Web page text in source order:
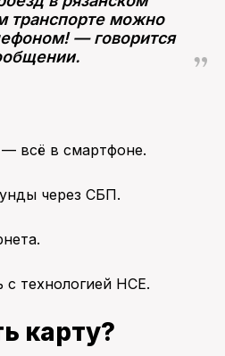
транспорте можно
— говорится
всё в смартфоне.
через СБП.
технологией HCE.
карту?